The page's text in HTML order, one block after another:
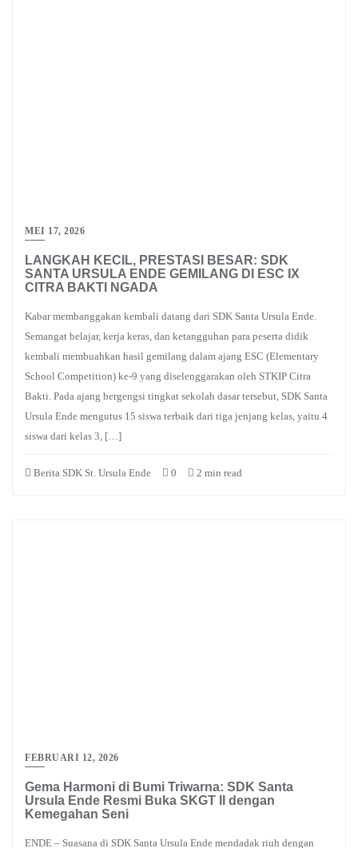
MEI 17, 2026
LANGKAH KECIL, PRESTASI BESAR: SDK
SANTA URSULA ENDE GEMILANG DI ESC IX
CITRA BAKTI NGADA
Kabar membanggakan kembali datang dari SDK Santa Ursula Ende.
Semangat belajar, kerja keras, dan ketangguhan para peserta didik
kembali membuahkan hasil gemilang dalam ajang ESC (Elementary
School Competition) ke-9 yang diselenggarakan oleh STKIP Citra
Bakti. Pada ajang bergengsi tingkat sekolah dasar tersebut, SDK Santa
Ursula Ende mengutus 15 siswa terbaik dari tiga jenjang kelas, yaitu 4
siswa dari kelas 3, […]
Berita SDK St. Ursula Ende 0 2 min read
FEBRUARI 12, 2026
Gema Harmoni di Bumi Triwarna: SDK Santa
Ursula Ende Resmi Buka SKGT II dengan
Kemegahan Seni
ENDE – Suasana di SDK Santa Ursula Ende mendadak riuh dengan